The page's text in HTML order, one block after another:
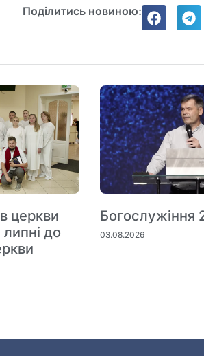
Поділитись новиною:
церкви
до
Богослужіння
03.08.2026